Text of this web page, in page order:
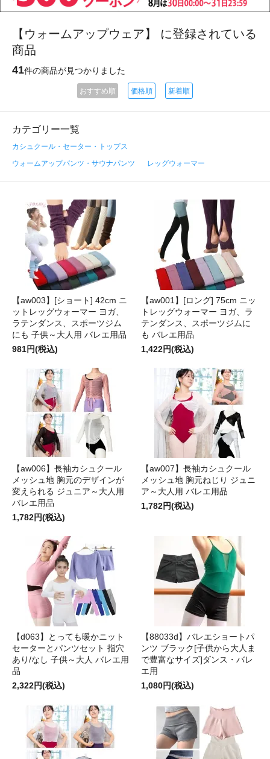
【ウォームアップウェア】 に登録されている
商品
41件の商品が見つかりました
おすすめ順 価格順 新着順
カテゴリー一覧
カシュクール・セーター・トップス
ウォームアップパンツ・サウナパンツ
レッグウォーマー
【aw003】[ショート] 42cm ニ
ットレッグウォーマー ヨガ、
ラテンダンス、スポーツジム
にも 子供～大人用 バレエ用品
981円(税込)
【aw001】[ロング] 75cm ニッ
トレッグウォーマー ヨガ、ラ
テンダンス、スポーツジムに
も バレエ用品
1,422円(税込)
【aw006】長袖カシュクール
メッシュ地 胸元のデザインが
変えられる ジュニア～大人用
バレエ用品
1,782円(税込)
【aw007】長袖カシュクール
メッシュ地 胸元ねじり ジュニ
ア～大人用 バレエ用品
1,782円(税込)
【d063】とっても暖かニット
セーターとパンツセット 指穴
あり/なし 子供～大人 バレエ用
品
2,322円(税込)
【88033d】バレエショートパ
ンツ ブラック[子供から大人ま
で豊富なサイズ]ダンス・バレ
エ用
1,080円(税込)